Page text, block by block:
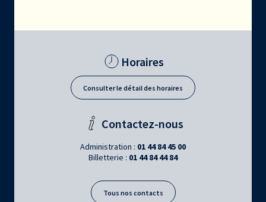
Horaires
Consulter le détail des horaires
Contactez-nous
Administration : 01 44 84 45 00
Billetterie : 01 44 84 44 84
Tous nos contacts